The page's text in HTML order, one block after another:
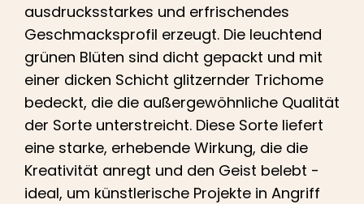
ausdrucksstarkes und erfrischendes
Geschmacksprofil erzeugt. Die leuchtend
grünen Blüten sind dicht gepackt und mit
einer dicken Schicht glitzernder Trichome
bedeckt, die die außergewöhnliche Qualität
der Sorte unterstreicht. Diese Sorte liefert
eine starke, erhebende Wirkung, die die
Kreativität anregt und den Geist belebt -
ideal, um künstlerische Projekte in Angriff